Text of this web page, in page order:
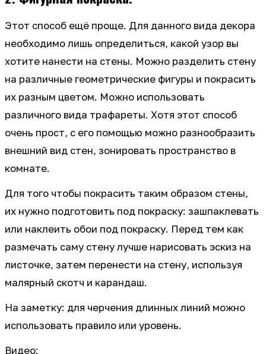
Этот способ ещё проще. Для данного вида декора
необходимо лишь определиться, какой узор вы
хотите нанести на стены. Можно разделить стену
на различные геометрические фигуры и покрасить
их разным цветом. Можно использовать
различного вида трафареты. Хотя этот способ
очень прост, с его помощью можно разнообразить
внешний вид стен, зонировать пространство в
комнате.
Для того чтобы покрасить таким образом стены,
их нужно подготовить под покраску: зашпаклевать
или наклеить обои под покраску. Перед тем как
размечать саму стену лучше нарисовать эскиз на
листочке, затем перенести на стену, используя
малярный скотч и карандаш.
На заметку: для черчения длинных линий можно
использовать правило или уровень.
Видео: